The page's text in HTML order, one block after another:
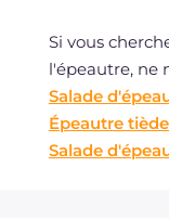
Si vous
l'épeautre, ne
Salade
Épeautre
Salade